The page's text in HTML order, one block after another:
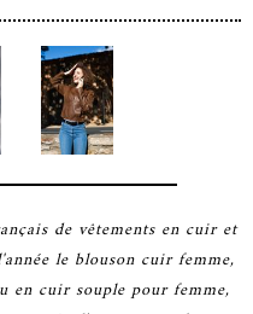
de vêtements en cuir et
le blouson cuir femme,
en cuir souple pour femme,